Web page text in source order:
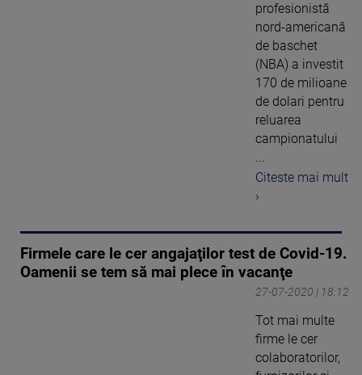
profesionistă
nord-americană
de baschet
(NBA) a investit
170 de milioane
de dolari pentru
reluarea
campionatului
...
Citeste mai mult
›
Firmele care le cer angajaţilor test de Covid-19.
Oamenii se tem să mai plece în vacanţe
27-07-2020 | 18:12
Tot mai multe
firme le cer
colaboratorilor,